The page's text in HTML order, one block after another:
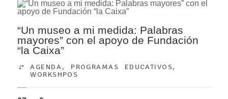
“Un museo a mi medida: Palabras
mayores” con el apoyo de Fundación
“la Caixa”
AGENDA , PROGRAMAS EDUCATIVOS,
WORKSHPOS